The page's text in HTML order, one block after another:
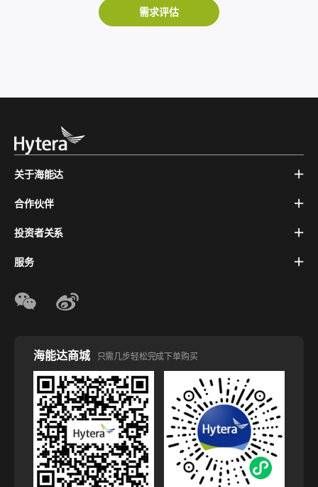
需求评估
关于海能达
合作伙伴
投资者关系
服务
海能达商城 只需几步轻松完成下单购买